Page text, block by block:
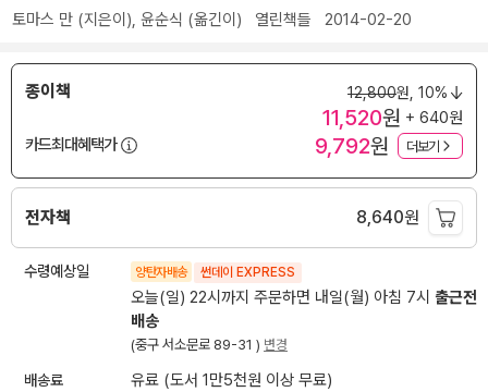
토마스 만 (지은이), 윤순식 (옮긴이) 열린책들 2014-02-20
종이책 12,800원, 10%
11,520원 + 640원
카드최대혜택가
9,792원 더보기
전자책 8,640원
수령예상일 양탄자배송 썬데이 EXPRESS
오늘(일) 22시까지 주문하면 내일(월) 아침 7시 출근전
배송
(중구 서소문로 89-31 ) 변경
배송료 유료 (도서 1만5천원 이상 무료)